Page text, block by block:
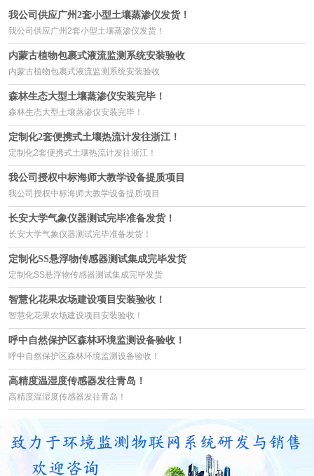
我公司供应广州2套小型土壤蒸渗仪发货！
我公司供应广州2套小型土壤蒸渗仪发货！
内蒙古植物包裹式液流监测系统安装验收
内蒙古植物包裹式液流监测系统安装验收
森林生态大型土壤蒸渗仪安装完毕！
森林生态大型土壤蒸渗仪安装完毕！
定制化2套便携式土壤热流计发往浙江！
定制化2套便携式土壤热流计发往浙江！
我公司授权中标海师大教学设备提质项目
我公司授权中标海师大教学设备提质项目
长安大学气象仪器测试完毕准备发货！
长安大学气象仪器测试完毕准备发货！
定制化SS悬浮物传感器测试集成完毕发货
定制化SS悬浮物传感器测试集成完毕发货
智慧化花果农场建设项目安装验收！
智慧化花果农场建设项目安装验收！
呼中自然保护区森林环境监测设备验收！
呼中自然保护区森林环境监测设备验收！
高精度温湿度传感器发往青岛！
高精度温湿度传感器发往青岛！